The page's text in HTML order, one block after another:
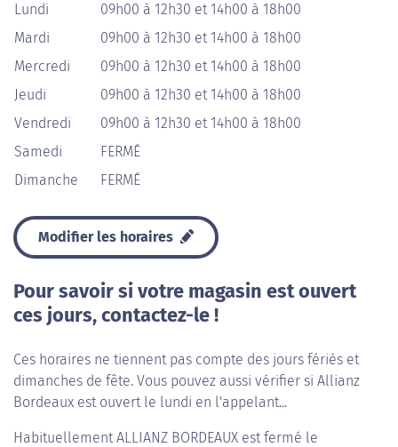
Lundi
09h00 à 12h30 et 14h00 à 18h00
Mardi
09h00 à 12h30 et 14h00 à 18h00
Mercredi
09h00 à 12h30 et 14h00 à 18h00
Jeudi
09h00 à 12h30 et 14h00 à 18h00
Vendredi
09h00 à 12h30 et 14h00 à 18h00
Samedi
FERMÉ
Dimanche
FERMÉ
Modifier les horaires
Pour savoir si votre magasin est ouvert
ces jours, contactez-le !
Ces horaires ne tiennent pas compte des jours fériés et
dimanches de fête. Vous pouvez aussi vérifier si Allianz
Bordeaux est ouvert le lundi en l'appelant...
HabituellementALLIANZ BORDEAUX est fermé le